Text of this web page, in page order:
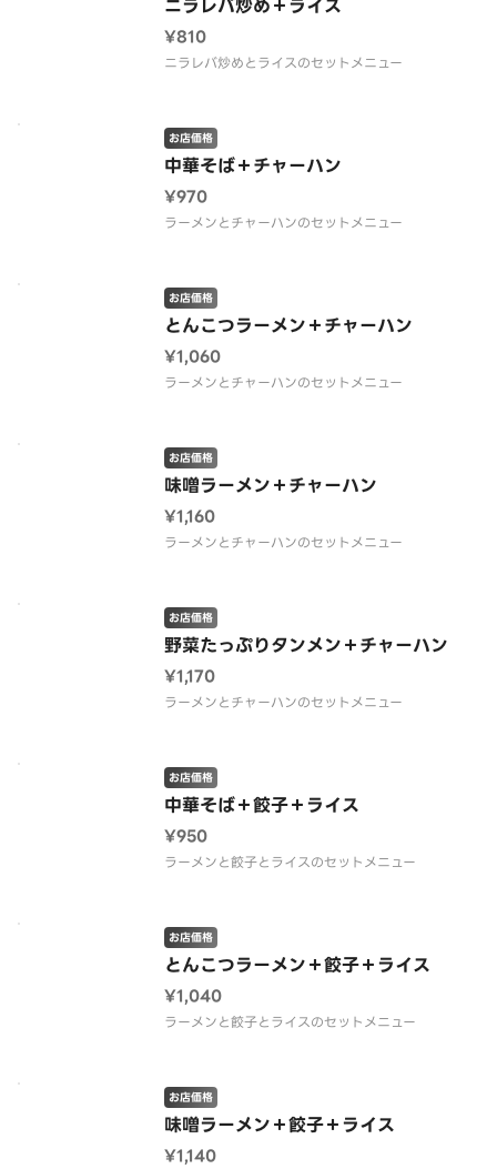
ニラレバ炒め＋ライス
¥810
ニラレバ炒めとライスのセットメニュー
中華そば＋チャーハン
お店価格
¥970
ラーメンとチャーハンのセットメニュー
とんこつラーメン＋チャーハン
お店価格
¥1,060
ラーメンとチャーハンのセットメニュー
味噌ラーメン＋チャーハン
お店価格
¥1,160
ラーメンとチャーハンのセットメニュー
野菜たっぷりタンメン＋チャーハン
お店価格
¥1,170
ラーメンとチャーハンのセットメニュー
中華そば＋餃子＋ライス
お店価格
¥950
ラーメンと餃子とライスのセットメニュー
とんこつラーメン＋餃子＋ライス
お店価格
¥1,040
ラーメンと餃子とライスのセットメニュー
味噌ラーメン＋餃子＋ライス
お店価格
¥1,140